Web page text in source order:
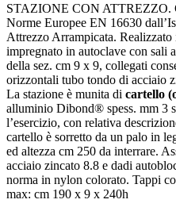
STAZIONE CON ATTREZZO.
Norme Europee EN 16630
Attrezzo Arrampicata.
impregnato in autoclave con sali
della sez. cm 9 x 9, collegati
orizzontali tubo tondo di acciaio
La stazione è munita di cartello
alluminio Dibond® spess. mm 3
l’esercizio, con relativa
cartello è sorretto da un palo in
ed altezza cm 250 da interrare.
acciaio zincato 8.8 e dadi
norma in nylon colorato. Tappi
max: cm 190 x 9 x 240h